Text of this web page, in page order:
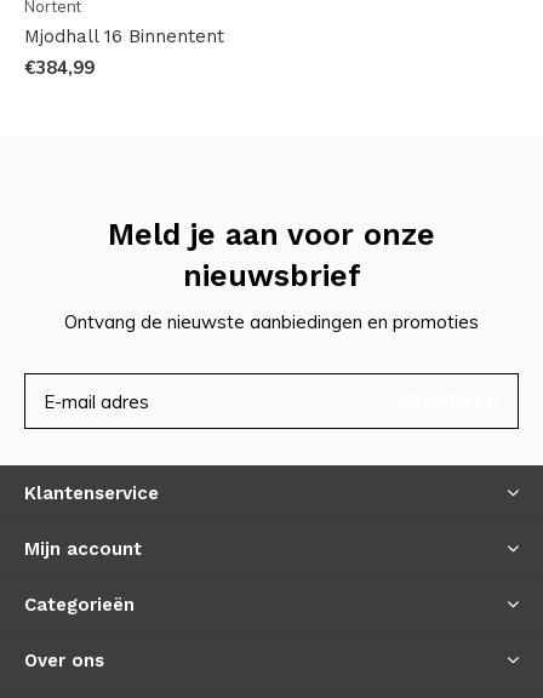
Nortent
Mjodhall 16 Binnentent
€384,99
Meld je aan voor onze
nieuwsbrief
Ontvang de nieuwste aanbiedingen en promoties
Klantenservice
Mijn account
Categorieën
Over ons